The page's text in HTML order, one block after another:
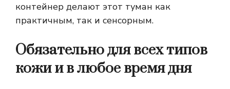
контейнер делают этот туман как
практичным, так и сенсорным.
Обязательно для всех типов
кожи и в любое время дня